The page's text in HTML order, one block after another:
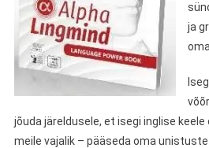
ja
jõuda järeldusele, et isegi inglise
meile vajalik – pääseda oma